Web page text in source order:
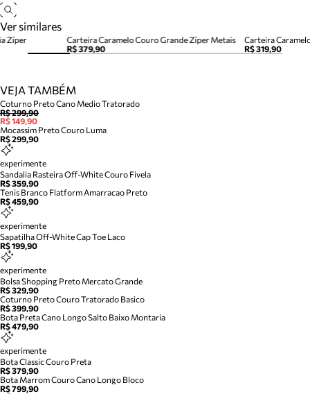
Ver similares
Carteira Caramelo Couro Grande Zíper Metais
R$ 379,90
Carteira
R$ 319,90
Zíper
VEJA TAMBÉM
Coturno Preto Cano Medio Tratorado
R$ 299,90
R$ 149,90
Mocassim Preto Couro Luma
R$ 299,90
experimente
Sandalia Rasteira Off-White Couro Fivela
R$ 359,90
Tenis Branco Flatform Amarracao Preto
R$ 459,90
experimente
Sapatilha Off-White Cap Toe Laco
R$ 199,90
experimente
Bolsa Shopping Preto Mercato Grande
R$ 329,90
Coturno Preto Couro Tratorado Basico
R$ 399,90
Bota Preta Cano Longo Salto Baixo Montaria
R$ 479,90
experimente
Bota Classic Couro Preta
R$ 379,90
Bota Marrom Couro Cano Longo Bloco
R$ 799,90